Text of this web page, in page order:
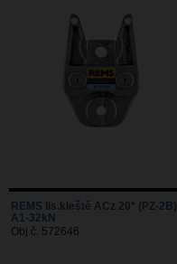
REMS lis.kleště ACz 20* (PZ-2B)
A1-32kN
Obj.č. 572646